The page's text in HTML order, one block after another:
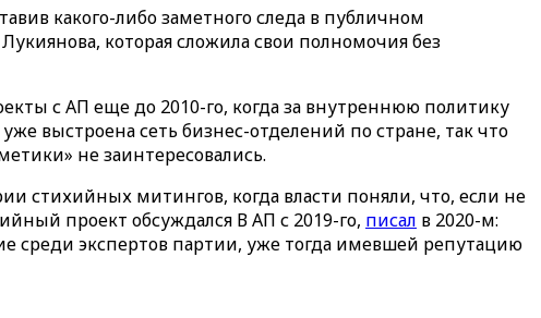
какого-либо заметного следа в публичном
которая сложила свои полномочия без
с АП еще до 2010-го, когда за внутреннюю политику
выстроена сеть бизнес-отделений по стране, так что
не заинтересовались.
стихийных митингов, когда власти поняли, что, если не
проект обсуждался В АП с 2019-го, писал в 2020-м:
среди экспертов партии, уже тогда имевшей репутацию